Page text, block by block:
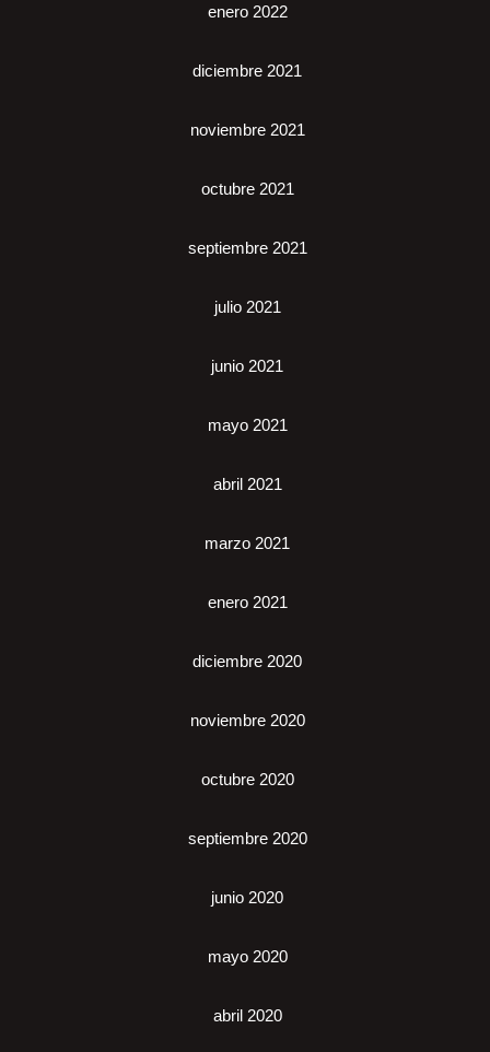
enero 2022
diciembre 2021
noviembre 2021
octubre 2021
septiembre 2021
julio 2021
junio 2021
mayo 2021
abril 2021
marzo 2021
enero 2021
diciembre 2020
noviembre 2020
octubre 2020
septiembre 2020
junio 2020
mayo 2020
abril 2020